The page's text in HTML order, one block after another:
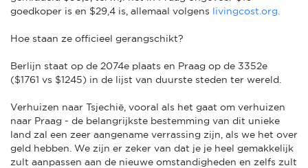
goedkoper is en $29,4 is, allemaal volgens livingcost.org.
Hoe staan ze officieel gerangschikt?
Berlijn staat op de 2074e plaats en Praag op de 3352e
($1761 vs $1245) in de lijst van duurste steden ter wereld.
Verhuizen naar Tsjechië, vooral als het gaat om verhuizen
naar Praag - de belangrijkste bestemming van dit unieke
land zal een zeer aangename verrassing zijn, als we het over
geld hebben. We zijn er zeker van dat je je heel gemakkelijk
zult aanpassen aan de nieuwe omstandigheden en zelfs zult